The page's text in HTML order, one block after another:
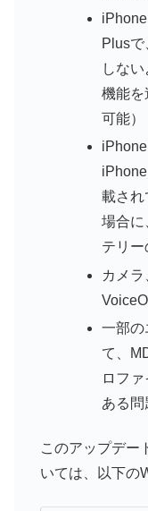
Plus
しな
機能を
可能）
載され
場合に
テリー
カメ
一部の
て、
ロフ
ある問
このアップデー
いては、以下の